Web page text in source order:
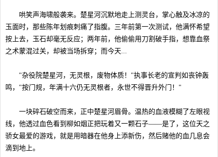
哄笑声海啸般袭来。楚星河沉默地走上测灵台，掌心触及冰凉的
玉面时，那些陈年划痕刺痛了指腹。三年前第一次测试，他满怀希望
按上去，玉石却毫无反应；两年前，他偷偷用刀割破手指，想靠血祭
之术蒙混过关，却被当场拆穿；而今天...
"杂役院楚星河，无灵根，废物体质！"执事长老的宣判如丧钟轰
鸣，"按门规，年满十六仍无灵根者，永世不得晋升外门！"
一块碎石破空而来，正中楚星河眉骨。温热的血液模糊了左眼视
线，他透过血色看到柳如烟正把玩着又一颗石子——是了，这位天之
骄女最爱的游戏，就是用暗器在他身上添新伤，然后赌他的血几息会
滴到地上。